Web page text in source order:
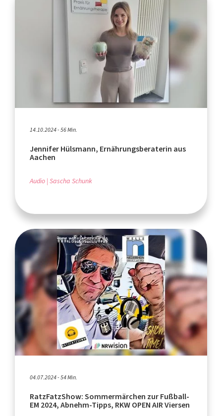
14.10.2024 - 56 Min.
Jennifer Hülsmann, Ernährungsberaterin aus
Aachen
Audio Sascha Schunk
04.07.2024 - 54 Min.
RatzFatzShow: Sommermärchen zur Fußball-
EM 2024, Abnehm-Tipps, RKW OPEN AIR Viersen